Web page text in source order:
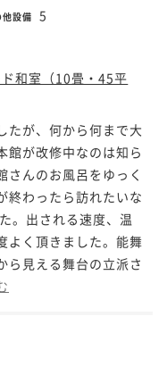
他設備 5
ド和室（10畳・45平
たが、何から何まで大
館が改修中なのは知ら
さんのお風呂をゆっく
終わったら訪れたいな
。出される速度、温
よく頂きました。能舞
ら見える舞台の立派さ